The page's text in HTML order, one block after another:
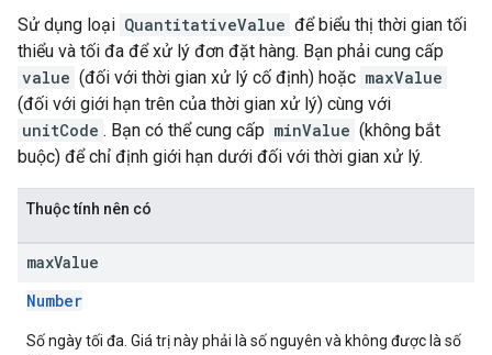
Sử dụng loại QuantitativeValue để biểu thị thời gian tối
thiểu và tối đa để xử lý đơn đặt hàng. Bạn phải cung cấp
value (đối với thời gian xử lý cố định) hoặc maxValue
(đối với giới hạn trên của thời gian xử lý) cùng với
unitCode . Bạn có thể cung cấp minValue (không bắt
buộc) để chỉ định giới hạn dưới đối với thời gian xử lý.
Thuộc tính nên có
maxValue
Number
Số ngày tối đa. Giá trị này phải là số nguyên và không được là số